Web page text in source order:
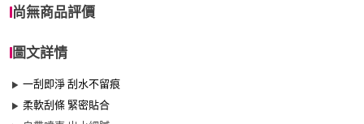
尚無商品評價
圖文詳情
一刮即淨 刮水不留痕
柔軟刮條 緊密貼合